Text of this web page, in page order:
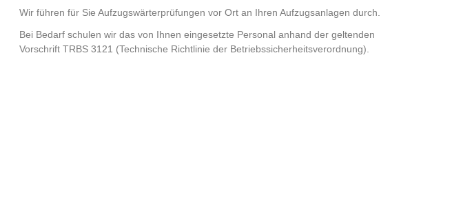
Wir führen für Sie Aufzugswärterprüfungen vor Ort an Ihren Aufzugsanlagen durch.
Bei Bedarf schulen wir das von Ihnen eingesetzte Personal anhand der geltenden
Vorschrift TRBS 3121 (Technische Richtlinie der Betriebssicherheitsverordnung).